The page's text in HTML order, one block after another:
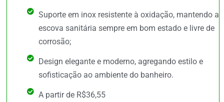
Suporte em inox resistente à oxidação, mantendo a
escova sanitária sempre em bom estado e livre de
corrosão;
Design elegante e moderno, agregando estilo e
sofisticação ao ambiente do banheiro.
A partir de R$36,55